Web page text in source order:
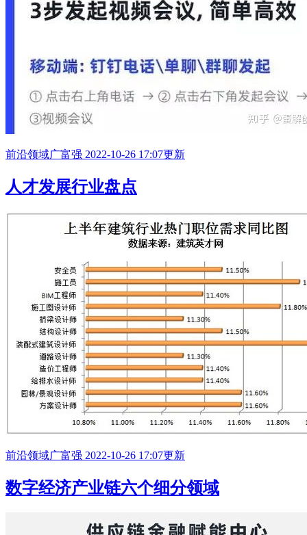
前沿领域广富强 2022-10-26 17:07更新
人才发展行业盘点
前沿领域广富强 2022-10-26 17:07更新
数字经济产业链六个细分领域